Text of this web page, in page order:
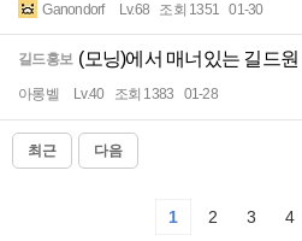
Ganondorf Lv.68 조회 1351 01-30
길드홍보 (모닝)에서 매너있는 길드
아롱벨 Lv.40 조회 1383 01-28
최근 다음
1 2 3 4